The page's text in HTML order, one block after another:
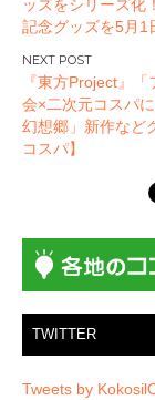
ナ
ビ
ゲ
ー
シ
ョ
ッズをシリーズ
記念グッズを5月1
『東方Project』
会×二次元コスパ
幻想郷」新作など
コスパ】
TWITTER
Tweets by